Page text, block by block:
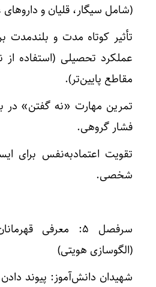
(شامل سیگار، قلیان و داروهای
تأثیر کوتاه مدت و بلندمدت
عملکرد تحصیلی (استفاده از
مقاطع پایین‌تر).
تمرین مهارت «نه گفتن» در
فشار گروهی.
تقویت اعتمادبه‌نفس برای
شخصی.
سرفصل ۵: معرفی
(الگوسازی هویتی)
شهیدان دانش‌آموز: پیوند